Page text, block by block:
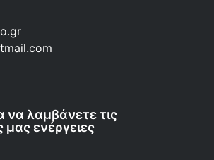
να λαμβάνετε τις
ενέργειες